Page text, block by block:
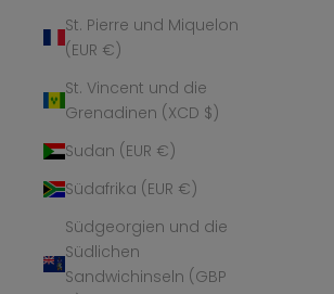
St. Pierre und Miquelon
(EUR €)
St. Vincent und die
Grenadinen (XCD $)
Sudan (EUR €)
Südafrika (EUR €)
Südgeorgien und die
Südlichen
Sandwichinseln (GBP